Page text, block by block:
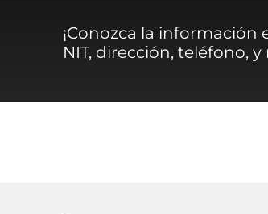
¡Conozca la
NIT, dirección, teléfono,